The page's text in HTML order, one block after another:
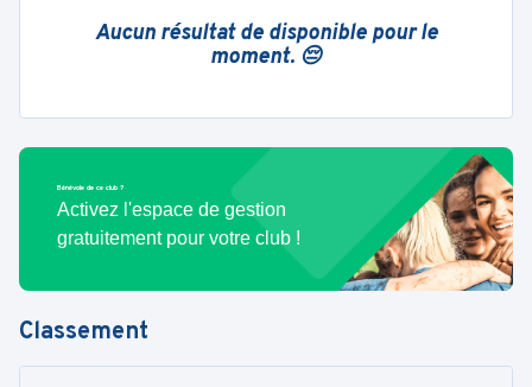
Aucun résultat de disponible pour le
moment. 😔
Bénévole de ce club ?
Activez l'espace de gestion
gratuitement pour votre club !
Classement